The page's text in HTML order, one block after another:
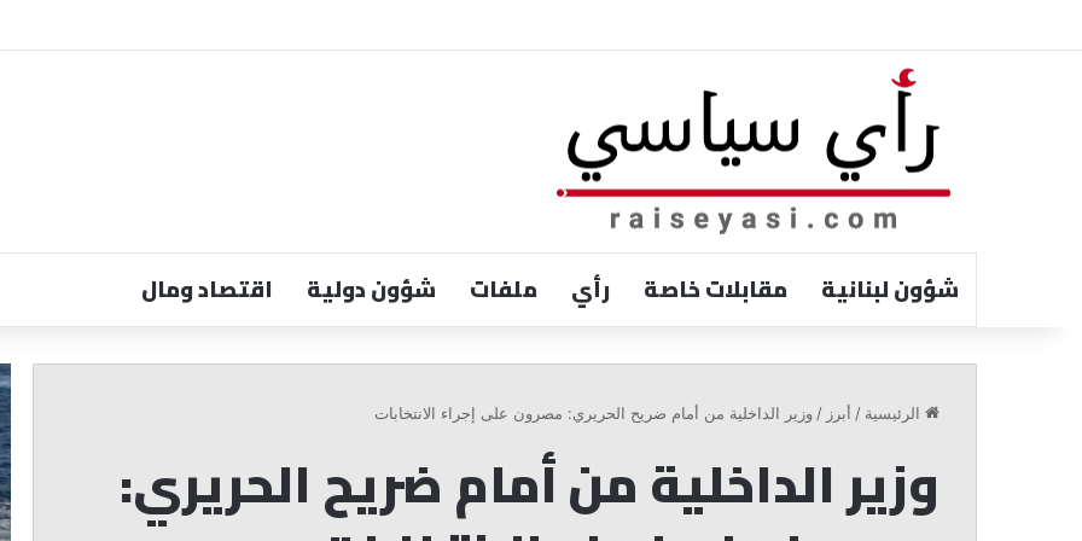
شؤون لبنانية مقابلات خاصة رأي ملفات شؤون دولية اقتصاد ومال
الرئيسية / أبرز / وزير الداخلية من أمام ضريح الحريري: مصرون على إجراء الانتخابات
وزير الداخلية من أمام ضريح الحريري:
إعمار
تبدأ
من
الخالد
ترامب
ونتنياهو